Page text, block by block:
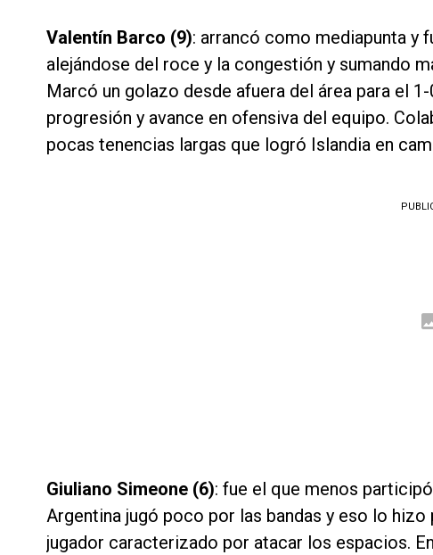
Valentín Barco (9): arrancó como mediapunta y
alejándose del roce y la congestión y sumando
Marcó un golazo desde afuera del área para el
progresión y avance en ofensiva del equipo.
pocas tenencias largas que logró Islandia en
Giuliano Simeone (6): fue el que menos
Argentina jugó poco por las bandas y eso lo
jugador caracterizado por atacar los espacios.